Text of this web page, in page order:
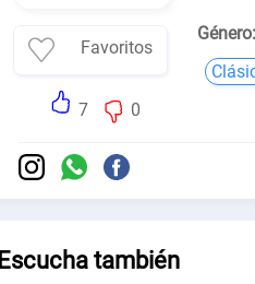
Favoritos
7 0
Género:
Escucha también